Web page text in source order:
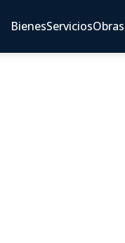
BienesServiciosObras